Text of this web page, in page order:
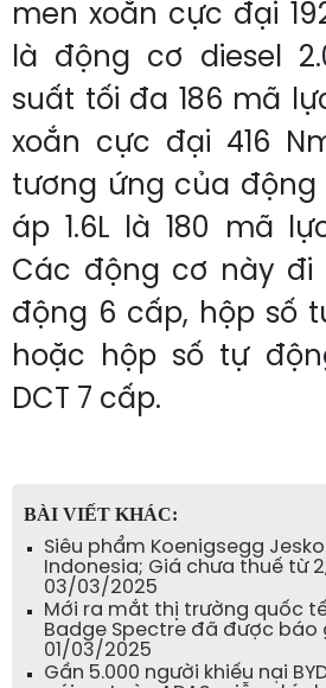
men xoắn cực đại
là động cơ diesel
suất tối đa 186 mã
xoắn cực đại 416
tương ứng của động
áp 1.6L là 180 mã
Các động cơ này đi
động 6 cấp, hộp số
hoặc hộp số tự
DCT 7 cấp.
BÀI VIẾT KHÁC:
Siêu phẩm Koenigsegg
Indonesia; Giá chưa thuế từ
03/03/2025
Mới ra mắt thị trường quốc
Badge Spectre đã được báo
01/03/2025
Gần 5.000 người khiếu nại